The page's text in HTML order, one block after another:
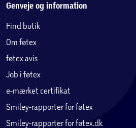
Genveje og information
Find butik
Om føtex
føtex avis
Job i føtex
e-mærket certifikat
Smiley-rapporter for føtex
Smiley-rapporter for føtex.dk